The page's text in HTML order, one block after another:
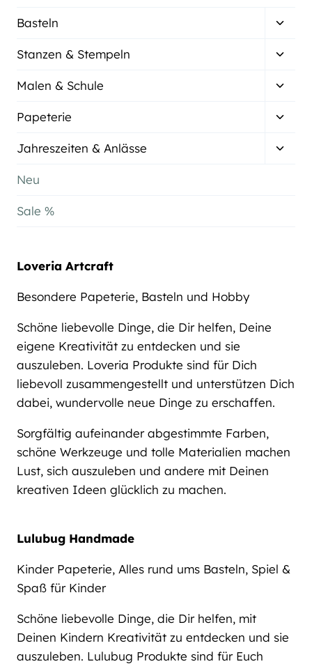
Basteln
Stanzen & Stempeln
Malen & Schule
Papeterie
Jahreszeiten & Anlässe
Neu
Sale %
Loveria Artcraft
Besondere Papeterie, Basteln und Hobby
Schöne liebevolle Dinge, die Dir helfen, Deine
eigene Kreativität zu entdecken und sie
auszuleben. Loveria Produkte sind für Dich
liebevoll zusammengestellt und unterstützen Dich
dabei, wundervolle neue Dinge zu erschaffen.
Sorgfältig aufeinander abgestimmte Farben,
schöne Werkzeuge und tolle Materialien machen
Lust, sich auszuleben und andere mit Deinen
kreativen Ideen glücklich zu machen.
Lulubug Handmade
Kinder Papeterie, Alles rund ums Basteln, Spiel &
Spaß für Kinder
Schöne liebevolle Dinge, die Dir helfen, mit
Deinen Kindern Kreativität zu entdecken und sie
auszuleben. Lulubug Produkte sind für Euch